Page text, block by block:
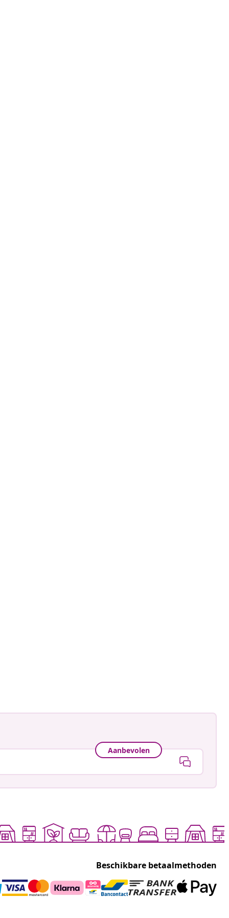
Aanbevolen
Beschikbare betaalmethoden